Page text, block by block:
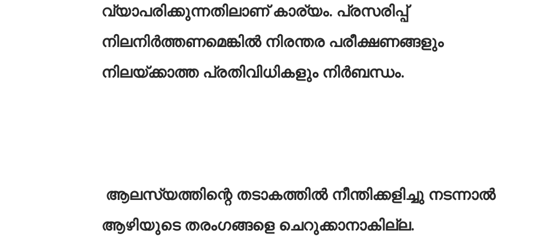
വ്യാപരിക്കുന്നതിലാണ് കാര്യം. പ്രസരിപ്പ്
നിലനിർത്തണമെങ്കിൽ നിരന്തര പരീക്ഷണങ്ങളും
നിലയ്ക്കാത്ത പ്രതിവിധികളും നിർബന്ധം.
ആലസ്യത്തിന്റെ തടാകത്തിൽ നീന്തിക്കളിച്ചു നടന്നാൽ
ആഴിയുടെ തരംഗങ്ങളെ ചെറുക്കാനാകില്ല.